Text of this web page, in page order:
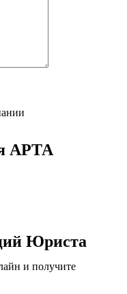
АРТА
Юриста
и получите